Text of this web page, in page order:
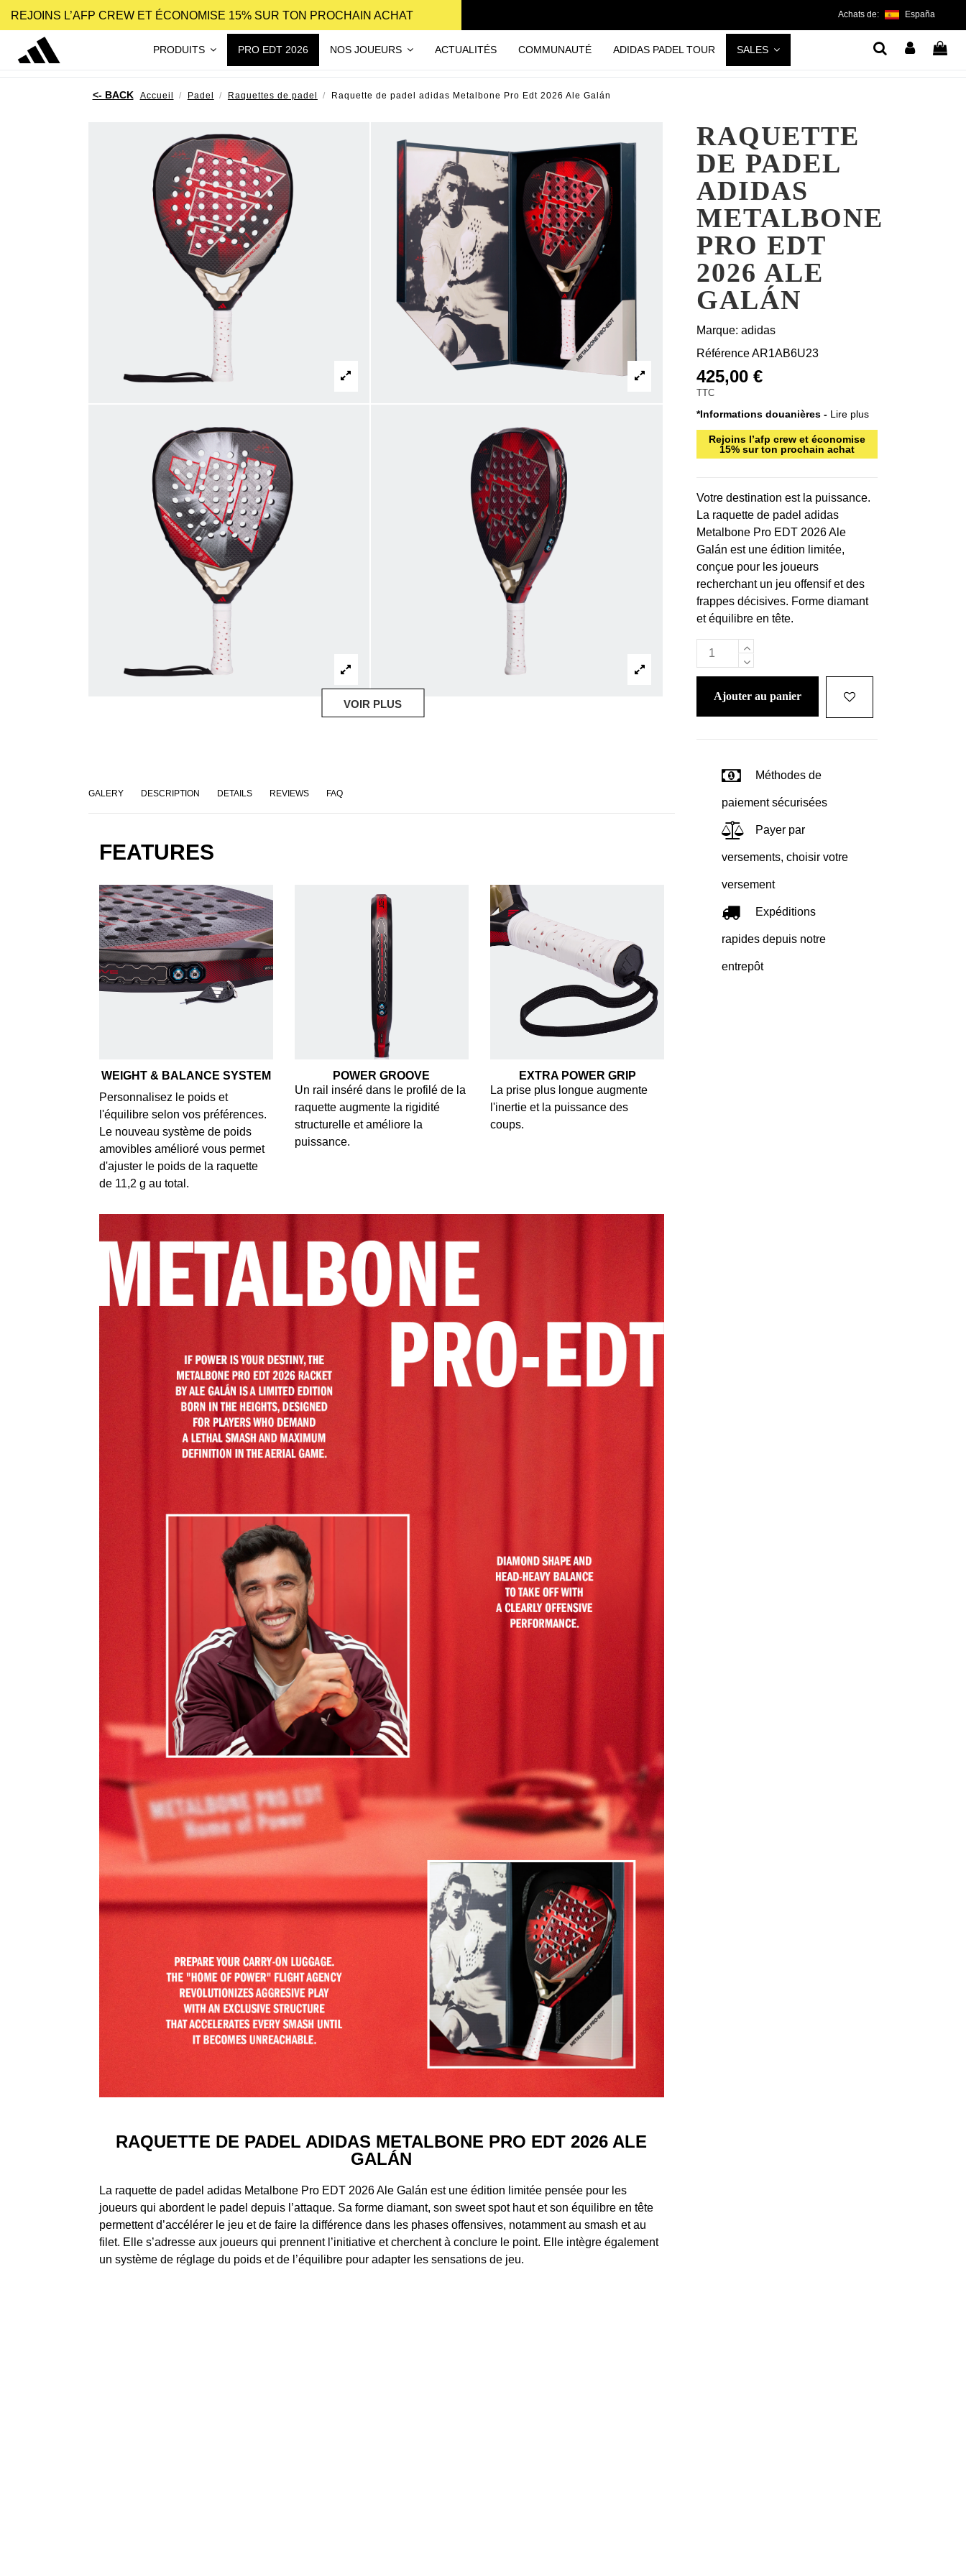
REJOINS L’AFP CREW ET ÉCONOMISE 15% SUR TON PROCHAIN ACHAT Achats de: España
PRODUITS PRO EDT 2026 NOS JOUEURS ACTUALITÉS COMMUNAUTÉ ADIDAS PADEL TOUR SALES
Accueil Padel Raquettes de padel Raquette de padel adidas Metalbone Pro Edt 2026 Ale Galán
VOIR PLUS
GALERY DESCRIPTION DETAILS REVIEWS FAQ
FEATURES
WEIGHT & BALANCE SYSTEM
Personnalisez le poids et
l'équilibre selon vos préférences.
Le nouveau système de poids
amovibles amélioré vous permet
d'ajuster le poids de la raquette
de 11,2 g au total.
POWER GROOVE
Un rail inséré dans le profilé de la
raquette augmente la rigidité
structurelle et améliore la
puissance.
EXTRA POWER GRIP
La prise plus longue augmente
l'inertie et la puissance des
coups.
RAQUETTE DE PADEL ADIDAS METALBONE PRO EDT 2026 ALE
GALÁN
La raquette de padel adidas Metalbone Pro EDT 2026 Ale Galán est une édition limitée pensée pour les
joueurs qui abordent le padel depuis l’attaque. Sa forme diamant, son sweet spot haut et son équilibre en tête
permettent d’accélérer le jeu et de faire la différence dans les phases offensives, notamment au smash et au
filet. Elle s’adresse aux joueurs qui prennent l’initiative et cherchent à conclure le point. Elle intègre également
un système de réglage du poids et de l’équilibre pour adapter les sensations de jeu.
RAQUETTE
DE PADEL
ADIDAS
METALBONE
PRO EDT
2026 ALE
GALÁN
Marque: adidas
RéférenceAR1AB6U23
425,00 €
TTC
*Informations douanières - Lire plus
Rejoins l’afp crew et économise
15% sur ton prochain achat
Votre destination est la puissance.
La raquette de padel adidas
Metalbone Pro EDT 2026 Ale
Galán est une édition limitée,
conçue pour les joueurs
recherchant un jeu offensif et des
frappes décisives. Forme diamant
et équilibre en tête.
ajouter au panier
Méthodes de
paiement sécurisées
Payer par
versements, choisir votre
versement
Expéditions
rapides depuis notre
entrepôt